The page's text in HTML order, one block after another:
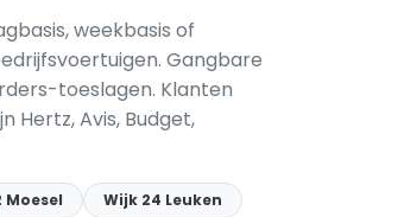
weekbasis of
Gangbare
toeslagen. Klanten
Hertz, Avis, Budget,
Moesel
Wijk 24 Leuken